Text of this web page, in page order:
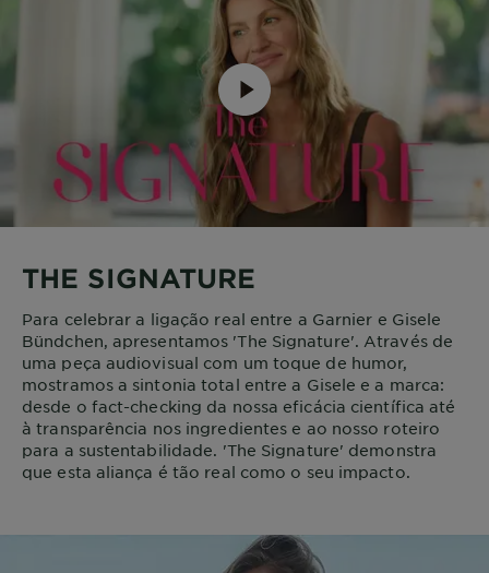
THE SIGNATURE
Para celebrar a ligação real entre a Garnier e Gisele
Bündchen, apresentamos 'The Signature'. Através de
uma peça audiovisual com um toque de humor,
mostramos a sintonia total entre a Gisele e a marca:
desde o fact-checking da nossa eficácia científica até
à transparência nos ingredientes e ao nosso roteiro
para a sustentabilidade. 'The Signature' demonstra
que esta aliança é tão real como o seu impacto.